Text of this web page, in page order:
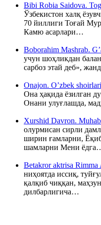
Bibi Robia Saidova.
Ўзбекистон халқ
70 йиллиги Тоғай
Камю асарлари…
Boborahim Mashrab.
учун шоҳликдан
сарбоз этай деб»,
Onajon. O’zbek
Она ҳақида ёзилган
Онани улуғлашда,
Xurshid Davron.
олурмисан сирли
ширин ғамларни,
шамларни Мени
Betakror aktrisa Rimma
ниҳоятда иссиқ,
қалқиб чиққан,
дилбарлигича…